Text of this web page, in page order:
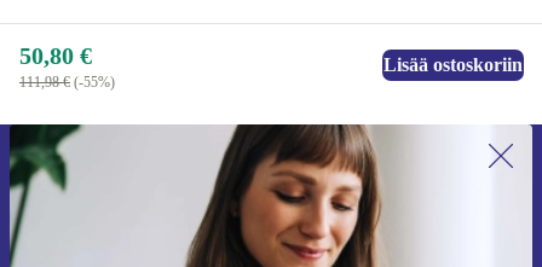
50,80 €
111,98 € (-55%)
Lisää ostoskoriin
Liity ensimmäistä kertaa uutiskirjeen
tilaajaksi ja säästä 15 €!
Älä missaa enää yhtäkään tarjousta.